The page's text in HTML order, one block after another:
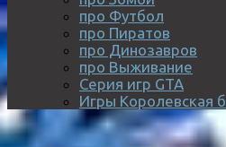
про Футбол
про Пиратов
про Динозавров
про Выживание
Серия игр GTA
Игры Королевская